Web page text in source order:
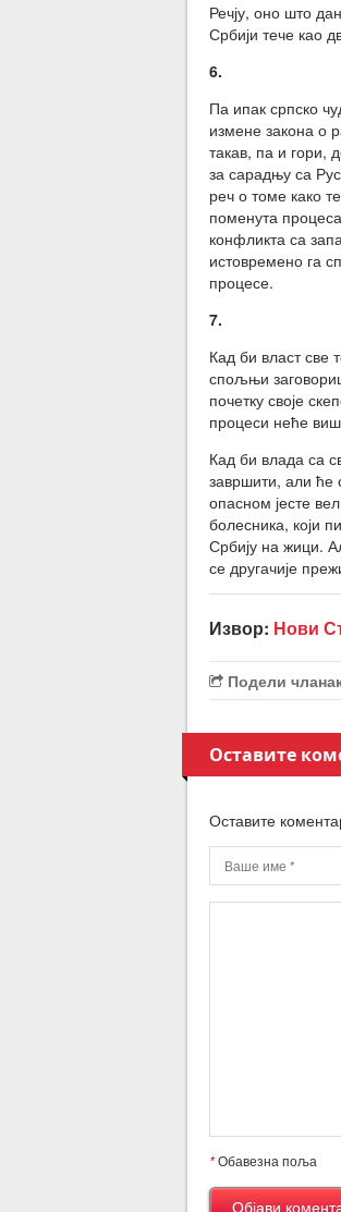
Речју, оно што
Србији тече као
6.
Па ипак српско
измене закона о
такав, па и гори,
за сарадњу са
реч о томе како
поменута
конфликта са
истовремено га
процесе.
7.
Кад би власт све
спољњи
почетку своје
процеси неће
Кад би влада са
завршити, али ће
опасном јесте
болесника, који
Србију на жици.
се другачије
Извор: Нови
Подели
Оставите
Оставите
*Обавезна поља